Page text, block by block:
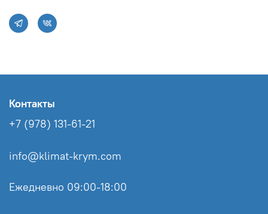
Контакты
+7 (978) 131-61-21
info@klimat-krym.com
Ежедневно 09:00-18:00